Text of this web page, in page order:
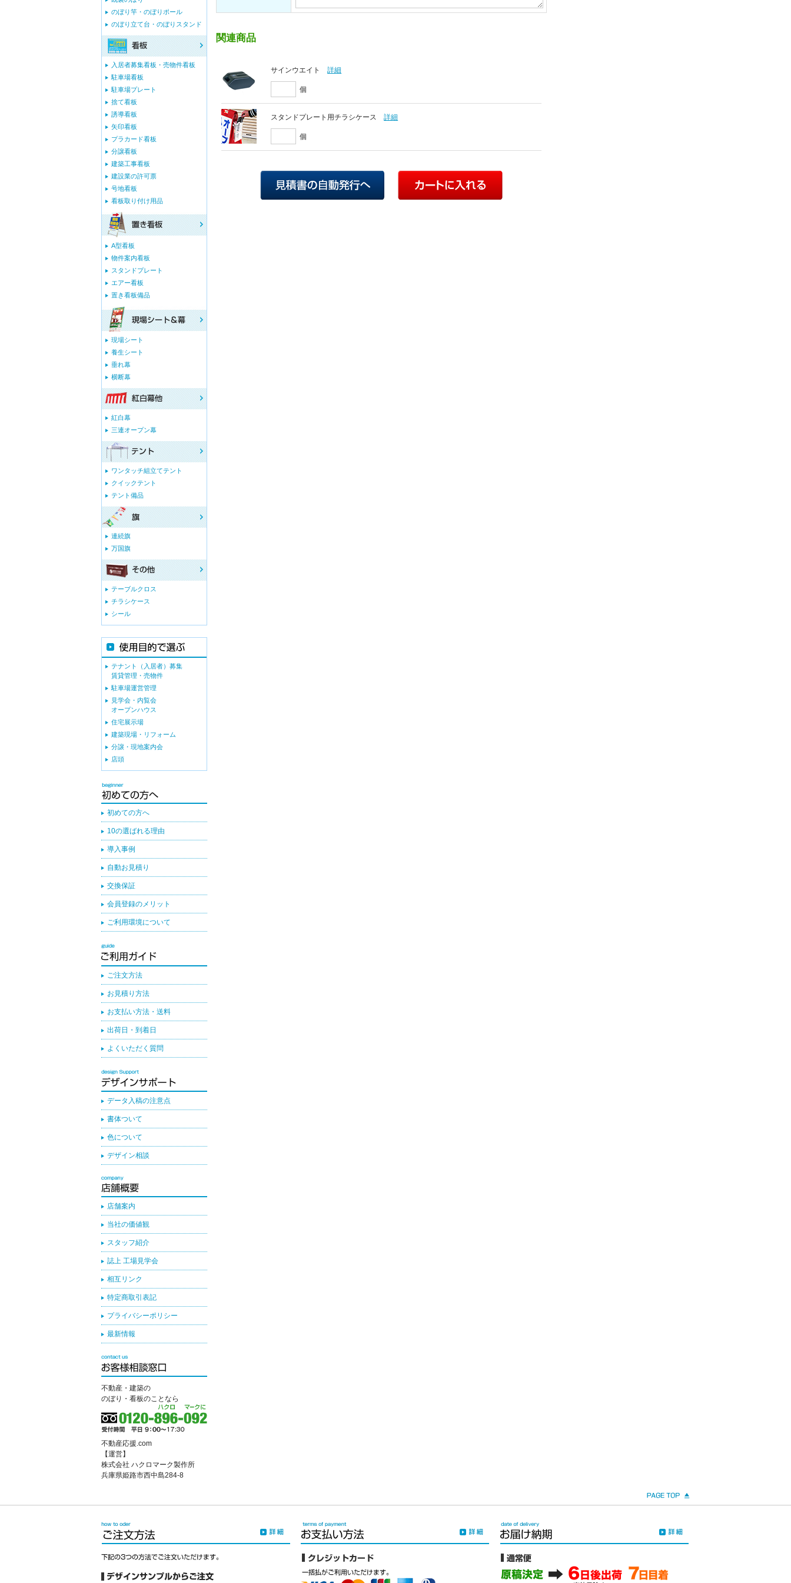
関連商品
サインウエイト 詳細
個
スタンドプレート用チラシケース 詳細
個
のぼり竿・のぼりポール
のぼり立て台・のぼりスタンド
入居者募集看板・売物件看板
駐車場看板
駐車場プレート
捨て看板
誘導看板
矢印看板
プラカード看板
分譲看板
建築工事看板
建設業の許可票
号地看板
看板取り付け用品
A型看板
物件案内看板
スタンドプレート
エアー看板
置き看板備品
現場シート
養生シート
垂れ幕
横断幕
紅白幕
三連オープン幕
ワンタッチ組立てテント
クイックテント
テント備品
連続旗
万国旗
テーブルクロス
チラシケース
シール
テナント（入居者）募集
賃貸管理・売物件
駐車場運営管理
見学会・内覧会
オープンハウス
住宅展示場
建築現場・リフォーム
分譲・現地案内会
店頭
初めての方へ
10の選ばれる理由
導入事例
自動お見積り
交換保証
会員登録のメリット
ご利用環境について
ご注文方法
お見積り方法
お支払い方法・送料
出荷日・到着日
よくいただく質問
データ入稿の注意点
書体ついて
色について
デザイン相談
店舗案内
当社の価値観
スタッフ紹介
誌上 工場見学会
相互リンク
特定商取引表記
プライバシーポリシー
最新情報
不動産・建築の
のぼり・看板のことなら
不動産応援.com
【運営】
株式会社 ハクロマーク製作所
兵庫県姫路市西中島284-8